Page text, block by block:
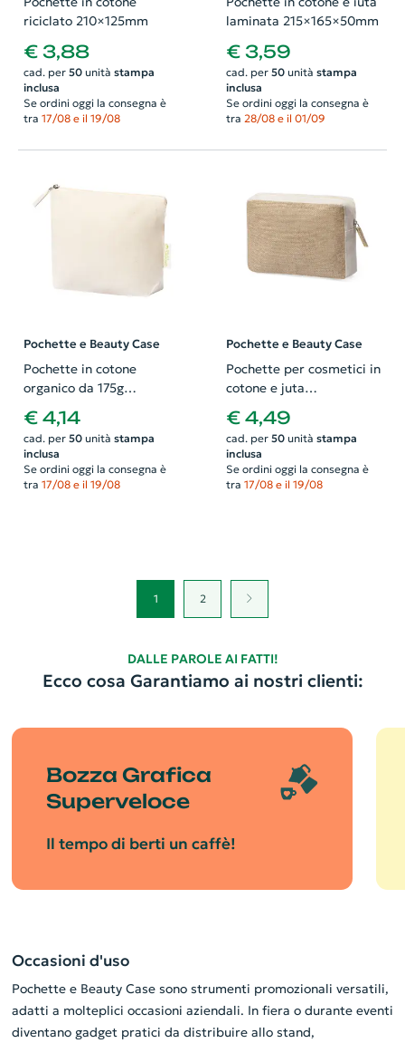
riciclato 210×125mm
€ 3,88
cad. per 50unità stampa
inclusa
Se ordini oggi la consegna è
tra 17/08 e il 19/08
laminata 215×165×50mm
€ 3,59
cad. per 50unità stampa
inclusa
Se ordini oggi la consegna è
tra 28/08 e il 01/09
Pochette e Beauty Case
Pochette in cotone
organico da 175g
215×160×60mm
€ 4,14
cad. per 50unità stampa
inclusa
Se ordini oggi la consegna è
tra 17/08 e il 19/08
Pochette e Beauty Case
Pochette per cosmetici in
cotone e juta
200×150×60mm
€ 4,49
cad. per 50unità stampa
inclusa
Se ordini oggi la consegna è
tra 17/08 e il 19/08
1 2
DALLE PAROLE AI FATTI!
Ecco cosa Garantiamo ai nostri clienti:
Bozza Grafica
Superveloce
Il tempo di berti un caffè!
Occasioni d'uso
Pochette e Beauty Case sono strumenti promozionali versatili,
adatti a molteplici occasioni aziendali. In fiera o durante eventi
diventano gadget pratici da distribuire allo stand,